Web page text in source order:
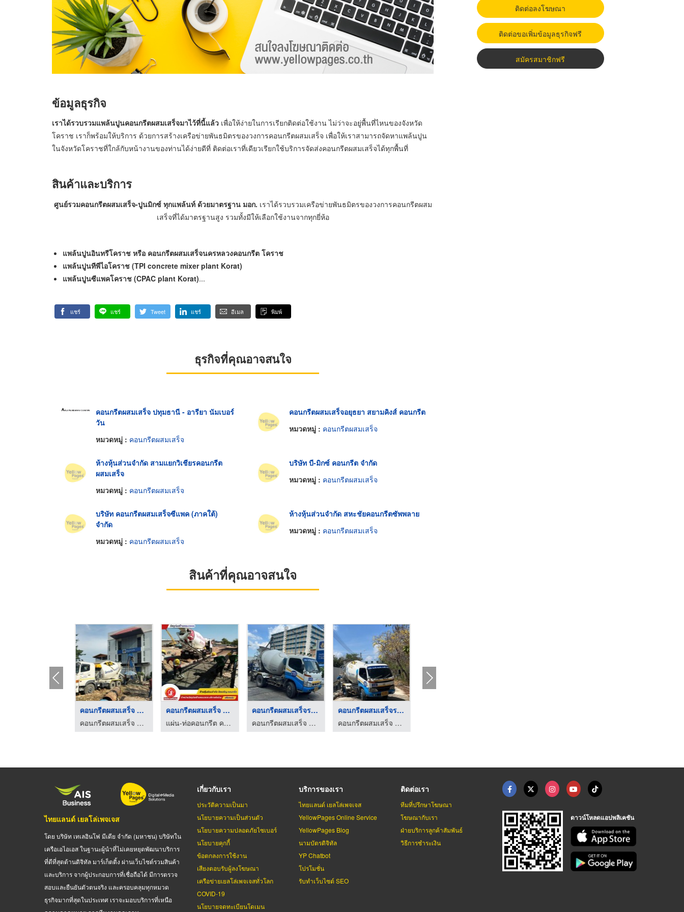
ข้อมูลธุรกิจ
เราได้รวบรวมแพล้นปูนคอนกรีตผสมเสร็จมาไว้ที่นี้แล้ว เพื่อให้ง่ายในการเรียกติดต่อใช้งาน ไม่ว่าจะอยู่พื้นที่ไหนของจังหวัด
โคราช เราก็พร้อมให้บริการ ด้วยการสร้างเครือข่ายพันธมิตรของวงการคอนกรีตผสมเสร็จ เพื่อให้เราสามารถจัดหาแพล้นปูน
ในจังหวัดโคราชที่ใกล้กับหน้างานของท่านได้ง่ายดีที่ ติดต่อเราที่เดียวเรียกใช้บริการจัดส่งคอนกรีตผสมเสร็จได้ทุกพื้นที่
สินค้าและบริการ
ศูนย์รวมคอนกรีตผสมเสร็จ-ปูนมิกซ์ ทุกแพล้นท์ ด้วยมาตรฐาน มอก. เราได้รวบรวมเครือข่ายพันธมิตรของวงการคอนกรีตผสม
เสร็จที่ได้มาตรฐานสูง รวมทั้งมีให้เลือกใช้งานจากทุกยี่ห้อ
แพล้นปูนอินทรีโคราช หรือ คอนกรีตผสมเสร็จนครหลวงคอนกรีต โคราช
แพล้นปูนทีพีไอโคราช (TPI concrete mixer plant Korat)
แพล้นปูนซีแพคโคราช (CPAC plant Korat)...
แชร์ แชร์ Tweet แชร์ อีเมล พิมพ์
ธุรกิจที่คุณอาจสนใจ
คอนกรีตผสมเสร็จ ปทุมธานี - อารียา นัมเบอร์
วัน
หมวดหมู่ : คอนกรีตผสมเสร็จ
คอนกรีตผสมเสร็จอยุธยา สยามคิงส์ คอนกรีต
หมวดหมู่ : คอนกรีตผสมเสร็จ
ห้างหุ้นส่วนจำกัด สามแยกวิเชียรคอนกรีต
ผสมเสร็จ
หมวดหมู่ : คอนกรีตผสมเสร็จ
บริษัท บี-มิกซ์ คอนกรีต จำกัด
หมวดหมู่ : คอนกรีตผสมเสร็จ
บริษัท คอนกรีตผสมเสร็จซีแพค (ภาคใต้)
จำกัด
หมวดหมู่ : คอนกรีตผสมเสร็จ
ห้างหุ้นส่วนจำกัด สหะชัยคอนกรีตซัพพลาย
หมวดหมู่ : คอนกรีตผสมเสร็จ
สินค้าที่คุณอาจสนใจ
คอนกรีตผสมเสร็จ หทัย ...
คอนกรีตผสมเสร็จ สมุทรปราการ ชนะชัยคอนกรีต
คอนกรีตผสมเสร็จ สกลน ...
แผ่น-ท่อคอนกรีต คอนกรีตผสมเสร็จ สกลนคร
คอนกรีตผสมเสร็จราคาถ ...
คอนกรีตผสมเสร็จ สมุทรปราการ ชนะชัยคอนกรีต
คอนกรีตผสมเสร็จรถใหญ ...
คอนกรีตผสมเสร็จ สมุทรปราการ ชนะชัยคอนกรีต
ติดต่อลงโฆษณา
ติดต่อขอเพิ่มข้อมูลธุรกิจฟรี
สมัครสมาชิกฟรี
ไทยแลนด์ เยลโล่เพจเจส
โดย บริษัท เทเลอินโฟ มีเดีย จำกัด (มหาชน) บริษัทใน
เครือเอไอเอส ในฐานะผู้นำที่ไม่เคยหยุดพัฒนาบริการ
ที่ดีที่สุดด้านดิจิทัล มาร์เก็ตติ้ง ผ่านเว็บไซต์รวมสินค้า
และบริการ จากผู้ประกอบการที่เชื่อถือได้ มีการตรวจ
สอบและยืนยันตัวตนจริง และครอบคลุมทุกหมวด
ธุรกิจมากที่สุดในประเทศ เราจะมอบบริการที่เหนือ
เกี่ยวกับเรา
ประวัติความเป็นมา
นโยบายความเป็นส่วนตัว
นโยบายความปลอดภัยไซเบอร์
นโยบายคุกกี้
ข้อตกลงการใช้งาน
เสียงตอบรับผู้ลงโฆษณา
เครือข่ายเยลโล่เพจเจสทั่วโลก
COVID-19
นโยบายจดทะเบียนโดเมน
บริการของเรา
ไทยแลนด์ เยลโล่เพจเจส
YellowPages Online Service
YellowPages Blog
นามบัตรดิจิทัล
YP Chatbot
โปรโมชั่น
รับทำเว็บไซต์ SEO
ติดต่อเรา
ทีมที่ปรึกษาโฆษณา
โฆษณากับเรา
ฝ่ายบริการลูกค้าสัมพันธ์
วิธีการชำระเงิน
ดาวน์โหลดแอปพลิเคชัน